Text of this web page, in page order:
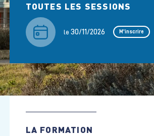
TOUTES LES SESSIONS
le 30/11/2026 M'inscrire
LA FORMATION